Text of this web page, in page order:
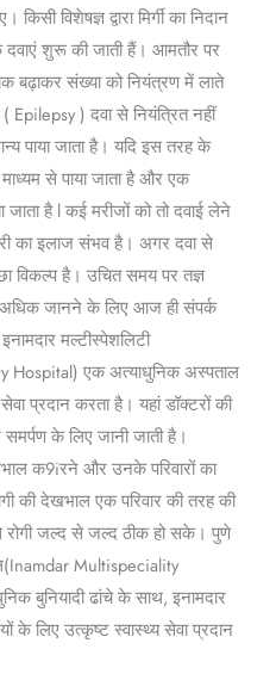
किसी विशेषज्ञ द्वारा मिर्गी का निदान
शुरू की जाती हैं। आमतौर पर
बढ़ाकर संख्या को नियंत्रण में लाते
( Epilepsy ) दवा से नियंत्रित नहीं
पाया जाता है। यदि इस तरह के
माध्यम से पाया जाता है और एक
जाता है l कई मरीजों को तो दवाई लेने
का इलाज संभव है। अगर दवा से
विकल्प है। उचित समय पर तज्ञ
अधिक जानने के लिए आज ही संपर्क
मल्टीस्पेशलिटी
Hospital) एक अत्याधुनिक अस्पताल
प्रदान करता है। यहां डॉक्टरों की
के लिए जानी जाती है।
क9iरने और उनके परिवारों का
की देखभाल एक परिवार की तरह की
रोगी जल्द से जल्द ठीक हो सके। पुणे
Multispeciality
बुनियादी ढांचे के साथ, इनामदार
के लिए उत्कृष्ट स्वास्थ्य सेवा प्रदान